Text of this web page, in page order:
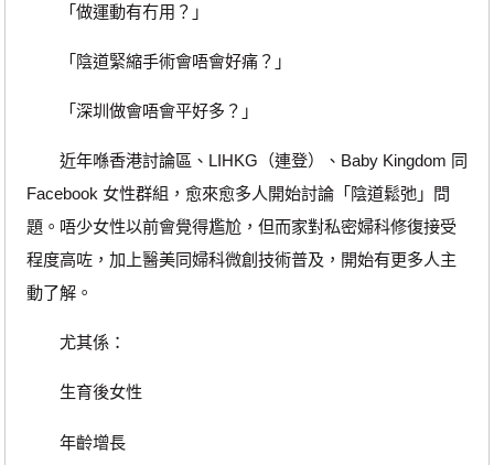
「做運動有冇用？」
「陰道緊縮手術會唔會好痛？」
「深圳做會唔會平好多？」
近年喺香港討論區、LIHKG（連登）、Baby Kingdom 同
Facebook 女性群組，愈來愈多人開始討論「陰道鬆弛」問
題。唔少女性以前會覺得尷尬，但而家對私密婦科修復接受
程度高咗，加上醫美同婦科微創技術普及，開始有更多人主
動了解。
尤其係：
生育後女性
年齡增長